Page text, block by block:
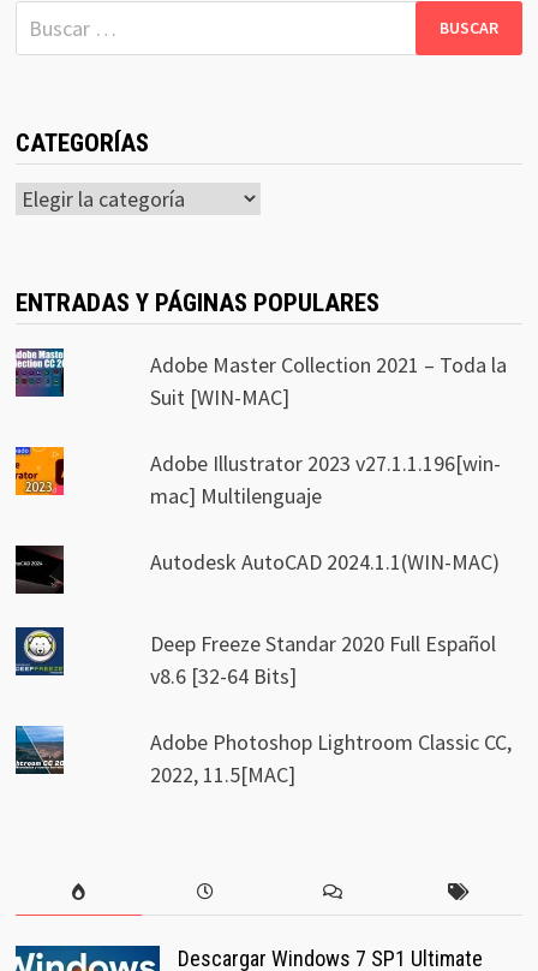
Buscar:
CATEGORÍAS
Categorías
ENTRADAS Y PÁGINAS POPULARES
Adobe Master Collection 2021 – Toda la
Suit [WIN-MAC]
Adobe Illustrator 2023 v27.1.1.196[win-
mac] Multilenguaje
Autodesk AutoCAD 2024.1.1(WIN-MAC)
Deep Freeze Standar 2020 Full Español
v8.6 [32-64 Bits]
Adobe Photoshop Lightroom Classic CC,
2022, 11.5[MAC]
Descargar Windows 7 SP1 Ultimate